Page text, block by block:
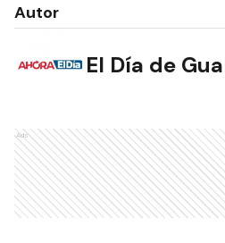
Autor
El Día de
Ads